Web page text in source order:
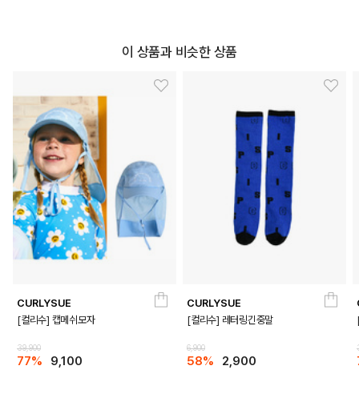
LIGHT VIOLET
PRODUCT VIEW
이 상품과 비슷한 상품
CURLYSUE
[컬리수] 캡메쉬모자
39,900
77% 9,100
CURLYSUE
[컬리수] 레터링긴중말
6,900
58% 2,900